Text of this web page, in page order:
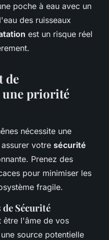
poche à eau avec un
des ruisseaux
est un risque réel
de
une priorité
nécessite une
votre sécurité
Prenez des
pour minimiser les
fragile.
de Sécurité
être l'âme de vos
source potentielle